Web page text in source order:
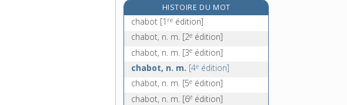
chacun, -une, pr. indéf. sing.
chafouin, -ine, n.
HISTOIRE DU MOT
chabot [1 re édition]
chabot, n. m. [2e édition]
chabot, n. m. [3e édition]
chabot, n. m. [4e édition]
chabot, n. m. [5e édition]
chabot, n. m. [6e édition]